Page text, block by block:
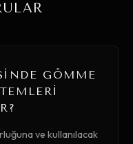
GÖMME
ve kullanılacak